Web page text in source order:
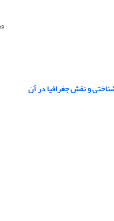
و نقش جغرافیا در آن